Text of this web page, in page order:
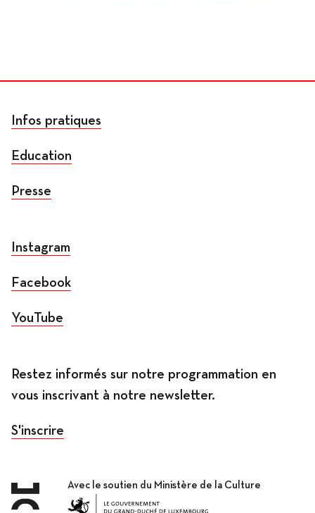
Infos pratiques
Education
Presse
Instagram
Facebook
YouTube
Restez informés sur notre programmation en
vous inscrivant à notre newsletter.
S'inscrire
Avec le soutien du Ministère de la Culture